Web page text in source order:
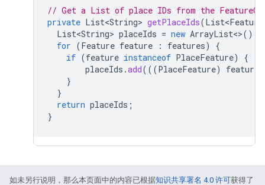
// Get a List of place IDs from the
private List<String> getPlaceIds(
List<String> placeIds = new ArrayList<>();
for (Feature feature : features)
{
if (feature instanceof PlaceFeature)
{
placeIds .add(((PlaceFeature) feature
}
}
return placeIds ;
}
如未另行说明，那么本页面中的内容已根据知识共享署名 4.0 许可获得了